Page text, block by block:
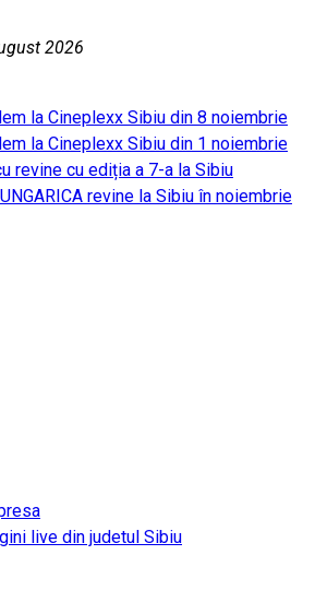
2026
la Cineplexx Sibiu din 8 noiembrie
la Cineplexx Sibiu din 1 noiembrie
revine cu ediția a 7-a la Sibiu
revine la Sibiu în noiembrie
live din judetul Sibiu